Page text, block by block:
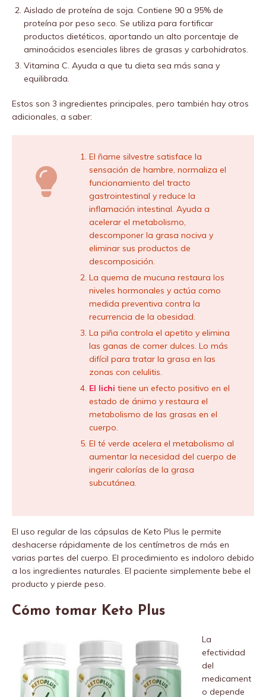
Aislado de proteína de soja. Contiene 90 a 95% de
proteína por peso seco. Se utiliza para fortificar
productos dietéticos, aportando un alto porcentaje de
aminoácidos esenciales libres de grasas y carbohidratos.
Vitamina C. Ayuda a que tu dieta sea más sana y
equilibrada.
Estos son 3 ingredientes principales, pero también hay otros
adicionales, a saber:
El ñame silvestre satisface la
sensación de hambre, normaliza el
funcionamiento del tracto
gastrointestinal y reduce la
inflamación intestinal. Ayuda a
acelerar el metabolismo,
descomponer la grasa nociva y
eliminar sus productos de
descomposición.
La quema de mucuna restaura los
niveles hormonales y actúa como
medida preventiva contra la
recurrencia de la obesidad.
La piña controla el apetito y elimina
las ganas de comer dulces. Lo más
difícil para tratar la grasa en las
zonas con celulitis.
El lichi tiene un efecto positivo en el
estado de ánimo y restaura el
metabolismo de las grasas en el
cuerpo.
El té verde acelera el metabolismo al
aumentar la necesidad del cuerpo de
ingerir calorías de la grasa
subcutánea.
El uso regular de las cápsulas de Keto Plus le permite
deshacerse rápidamente de los centímetros de más en
varias partes del cuerpo. El procedimiento es indoloro debido
a los ingredientes naturales. El paciente simplemente bebe el
producto y pierde peso.
Cómo tomar Keto Plus
La
efectividad
del
medicament
o depende